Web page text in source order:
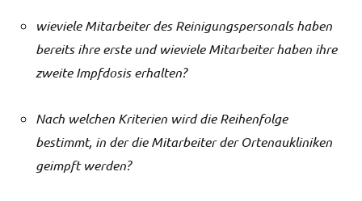
wieviele Mitarbeiter des Reinigungspersonals haben
bereits ihre erste und wieviele Mitarbeiter haben ihre
zweite Impfdosis erhalten?
Nach welchen Kriterien wird die Reihenfolge
bestimmt, in der die Mitarbeiter der Ortenaukliniken
geimpft werden?